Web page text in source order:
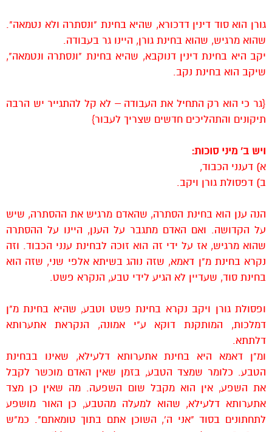
גורן הוא סוד דינין דדכורא, שהיא בחינת "ונסתרה ולא נטמאה".
שהוא מרגיש, שהוא בחינת גורן, היינו גר בעבודה.
יקב היא בחינת דינין דנוקבא, שהיא בחינת "ונסתרה ונטמאה",
שיקב הוא בחינת נקב.
{גר כי הוא רק התחיל את העבודה – לא קל להתגייר יש הרבה
תיקונים והתהליכים חדשים שצריך לעבור}
ויש ב' מיני סוכות:
א) דענני הכבוד,
ב) דפסולת גורן ויקב.
הנה ענן הוא בחינת הסתרה, שהאדם מרגיש את ההסתרה, שיש
על הקדושה. ואם האדם מתגבר על הענן, היינו על ההסתרה
שהוא מרגיש, אז על ידי זה הוא זוכה לבחינת ענני הכבוד. וזה
נקרא בחינת מ"ן דאמא, שזה נוהג בשיתא אלפי שני, שזה הוא
בחינת סוד, שעדיין לא הגיע לידי טבע, הנקרא פשט.
ופסולת גורן ויקב נקרא בחינת פשט וטבע, שהיא בחינת מ"ן
דמלכות, המותקנת דוקא ע"י אמונה, הנקראת אתערותא
דלתתא.
ומ"ן דאמא היא בחינת אתערותא דלעילא, שאינו בבחינת
הטבע. כלומר שמצד הטבע, בזמן שאין האדם מוכשר לקבל
את השפע, אין הוא מקבל שום השפעה. מה שאין כן מצד
אתערותא דלעילא, שהוא למעלה מהטבע, כן האור מושפע
לתחתונים בסוד "אני ה', השוכן אתם בתוך טומאתם". כמ"ש